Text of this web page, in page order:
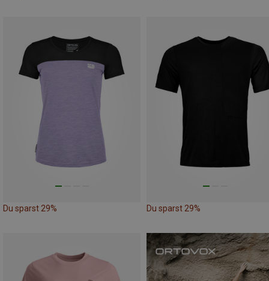
Du sparst 29% Du sparst 29%